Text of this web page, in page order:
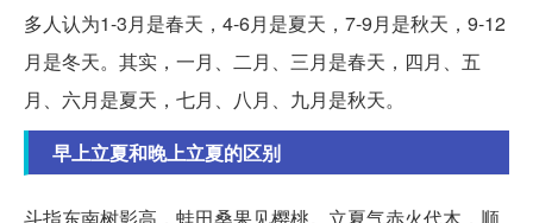
多人认为1-3月是春天，4-6月是夏天，7-9月是秋天，9-12
月是冬天。其实，一月、二月、三月是春天，四月、五
月、六月是夏天，七月、八月、九月是秋天。
早上立夏和晚上立夏的区别
斗指东南树影高，蛙田桑果见樱桃。立夏气赤火代木，顺